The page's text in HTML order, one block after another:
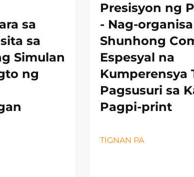
sa
sa
Simulan
ng
Presisyon ng
- Nag-
Shunhong
Espesyal na
Kumperensya
Pagsusuri sa
Pagpi-print
TIGNAN PA